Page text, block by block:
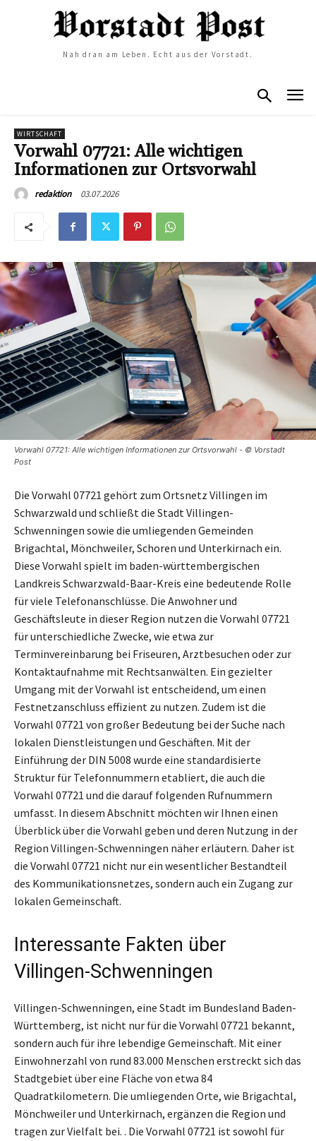
Nah dran am Leben. Echt aus der Vorstadt.
WIRTSCHAFT
Vorwahl 07721: Alle wichtigen
Informationen zur Ortsvorwahl
redaktion 03.07.2026
Vorwahl 07721: Alle wichtigen Informationen zur Ortsvorwahl - © Vorstadt
Post
Die Vorwahl 07721 gehört zum Ortsnetz Villingen im
Schwarzwald und schließt die Stadt Villingen-
Schwenningen sowie die umliegenden Gemeinden
Brigachtal, Mönchweiler, Schoren und Unterkirnach ein.
Diese Vorwahl spielt im baden-württembergischen
Landkreis Schwarzwald-Baar-Kreis eine bedeutende Rolle
für viele Telefonanschlüsse. Die Anwohner und
Geschäftsleute in dieser Region nutzen die Vorwahl 07721
für unterschiedliche Zwecke, wie etwa zur
Terminvereinbarung bei Friseuren, Arztbesuchen oder zur
Kontaktaufnahme mit Rechtsanwälten. Ein gezielter
Umgang mit der Vorwahl ist entscheidend, um einen
Festnetzanschluss effizient zu nutzen. Zudem ist die
Vorwahl 07721 von großer Bedeutung bei der Suche nach
lokalen Dienstleistungen und Geschäften. Mit der
Einführung der DIN 5008 wurde eine standardisierte
Struktur für Telefonnummern etabliert, die auch die
Vorwahl 07721 und die darauf folgenden Rufnummern
umfasst. In diesem Abschnitt möchten wir Ihnen einen
Überblick über die Vorwahl geben und deren Nutzung in der
Region Villingen-Schwenningen näher erläutern. Daher ist
die Vorwahl 07721 nicht nur ein wesentlicher Bestandteil
des Kommunikationsnetzes, sondern auch ein Zugang zur
lokalen Gemeinschaft.
Interessante Fakten über
Villingen-Schwenningen
Villingen-Schwenningen, eine Stadt im Bundesland Baden-
Württemberg, ist nicht nur für die Vorwahl 07721 bekannt,
sondern auch für ihre lebendige Gemeinschaft. Mit einer
Einwohnerzahl von rund 83.000 Menschen erstreckt sich das
Stadtgebiet über eine Fläche von etwa 84
Quadratkilometern. Die umliegenden Orte, wie Brigachtal,
Mönchweiler und Unterkirnach, ergänzen die Region und
tragen zur Vielfalt bei. . Die Vorwahl 07721 ist sowohl für